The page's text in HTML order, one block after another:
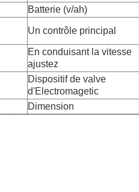
Batterie (v/ah)
Un contrôle principal
En conduisant la vitesse
ajustez
Dispositif de valve
d'Electromagetic
Dimension